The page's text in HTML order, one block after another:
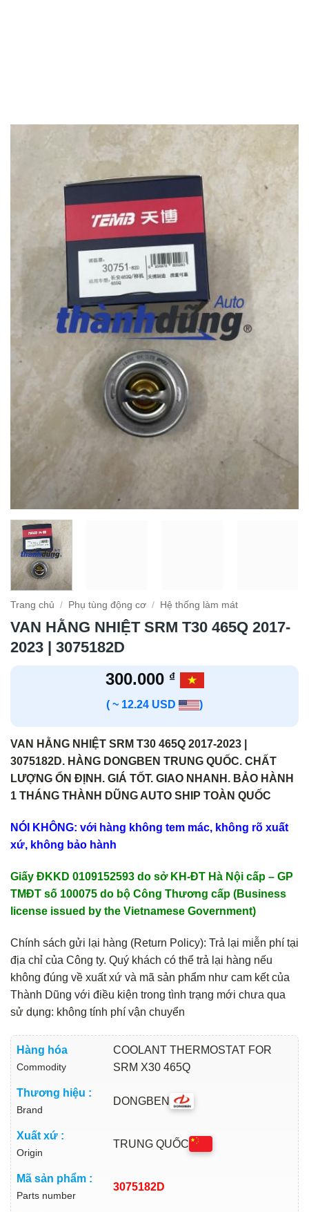
Trang chủ / Phụ tùng động cơ / Hệ thống làm mát
VAN HẰNG NHIỆT SRM T30 465Q 2017-
2023 | 3075182D
300.000 ₫
( ~ 12.24 USD )
VAN HẰNG NHIỆT SRM T30 465Q 2017-2023 |
3075182D. HÀNG DONGBEN TRUNG QUỐC. CHẤT
LƯỢNG ỔN ĐỊNH. GIÁ TỐT. GIAO NHANH. BẢO HÀNH
1 THÁNG THÀNH DŨNG AUTO SHIP TOÀN QUỐC
NÓI KHÔNG: với hàng không tem mác, không rõ xuất
xứ, không bảo hành
Giấy ĐKKD 0109152593 do sở KH-ĐT Hà Nội cấp – GP
TMĐT số 100075 do bộ Công Thương cấp (Business
license issued by the Vietnamese Government)
Chính sách gửi lại hàng (Return Policy): Trả lại miễn phí tại
địa chỉ của Công ty. Quý khách có thể trả lại hàng nếu
không đúng về xuất xứ và mã sản phẩm như cam kết của
Thành Dũng với điều kiện trong tình trạng mới chưa qua
sử dụng: không tính phí vận chuyển
Hàng hóa
Commodity
COOLANT THERMOSTAT FOR
SRM X30 465Q
Thương hiệu :
Brand
DONGBEN
Xuất xứ :
Origin
TRUNG QUỐC
Mã sản phẩm :
Parts number
3075182D